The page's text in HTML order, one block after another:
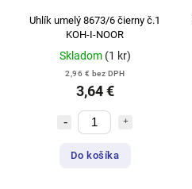
Uhlík umelý 8673/6 čierny č.1
KOH-I-NOOR
Skladom (1 kr)
2,96 € bez DPH
3,64 €
Do košíka